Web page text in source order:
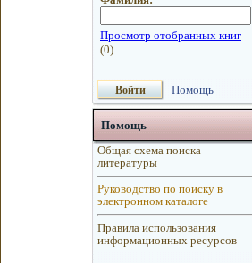
Помощь
Помощь
Общая схема поиска
литературы
Руководство по поиску в
электронном каталоге
Правила использования
информационных ресурсов